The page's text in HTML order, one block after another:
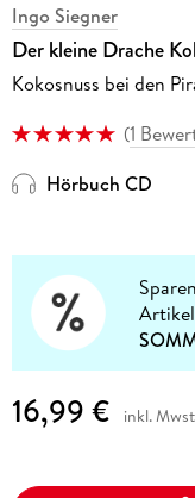
Ingo Siegner
Der kleine Drache
Kokosnuss bei den
(1
Hörbuch CD
16,99 € inkl.